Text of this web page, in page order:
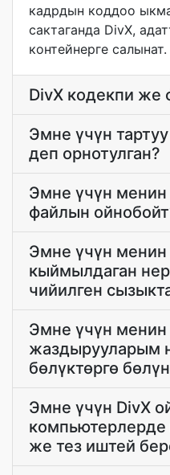
кадрдын коддоо
сактаганда DivX,
контейнерге салынат.
DivX кодекпи
Эмне үчүн
деп орнотулган?
Эмне үчүн менин
файлын
Эмне үчүн менин
кыймылдаган
чийилген
Эмне үчүн менин
жаздырууларым
бөлүктөргө
Эмне үчүн DivX
же тез иштей